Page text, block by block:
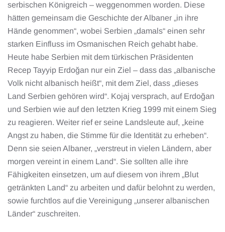
serbischen Königreich – weggenommen worden. Diese
hätten gemeinsam die Geschichte der Albaner „in ihre
Hände genommen“, wobei Serbien „damals“ einen sehr
starken Einfluss im Osmanischen Reich gehabt habe.
Heute habe Serbien mit dem türkischen Präsidenten
Recep Tayyip Erdoğan nur ein Ziel – dass das „albanische
Volk nicht albanisch heißt“, mit dem Ziel, dass „dieses
Land Serbien gehören wird“. Kojaj versprach, auf Erdoğan
und Serbien wie auf den letzten Krieg 1999 mit einem Sieg
zu reagieren. Weiter rief er seine Landsleute auf, „keine
Angst zu haben, die Stimme für die Identität zu erheben“.
Denn sie seien Albaner, „verstreut in vielen Ländern, aber
morgen vereint in einem Land“. Sie sollten alle ihre
Fähigkeiten einsetzen, um auf diesem von ihrem „Blut
getränkten Land“ zu arbeiten und dafür belohnt zu werden,
sowie furchtlos auf die Vereinigung „unserer albanischen
Länder“ zuschreiten.